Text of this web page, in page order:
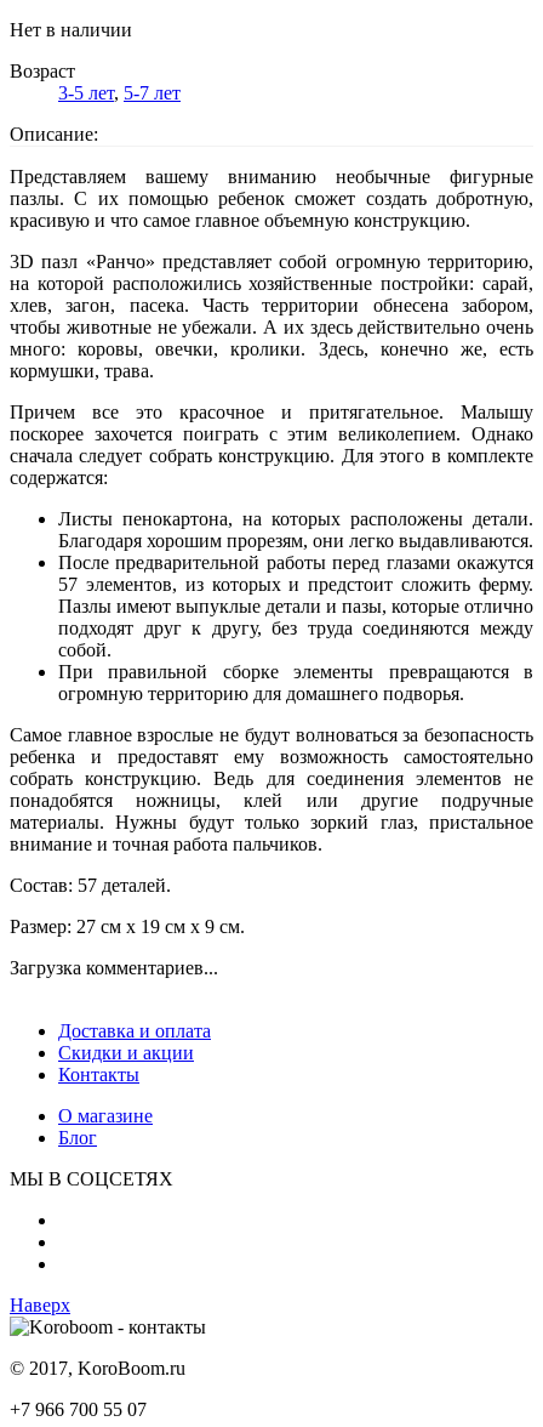
Нет в наличии
Возраст
3-5 лет, 5-7 лет
Описание:
Представляем вашему вниманию необычные фигурные
пазлы. С их помощью ребенок сможет создать добротную,
красивую и что самое главное объемную конструкцию.
3D пазл «Ранчо» представляет собой огромную территорию,
на которой расположились хозяйственные постройки: сарай,
хлев, загон, пасека. Часть территории обнесена забором,
чтобы животные не убежали. А их здесь действительно очень
много: коровы, овечки, кролики. Здесь, конечно же, есть
кормушки, трава.
Причем все это красочное и притягательное. Малышу
поскорее захочется поиграть с этим великолепием. Однако
сначала следует собрать конструкцию. Для этого в комплекте
содержатся:
Листы пенокартона, на которых расположены детали.
Благодаря хорошим прорезям, они легко выдавливаются.
После предварительной работы перед глазами окажутся
57 элементов, из которых и предстоит сложить ферму.
Пазлы имеют выпуклые детали и пазы, которые отлично
подходят друг к другу, без труда соединяются между
собой.
При правильной сборке элементы превращаются в
огромную территорию для домашнего подворья.
Самое главное взрослые не будут волноваться за безопасность
ребенка и предоставят ему возможность самостоятельно
собрать конструкцию. Ведь для соединения элементов не
понадобятся ножницы, клей или другие подручные
материалы. Нужны будут только зоркий глаз, пристальное
внимание и точная работа пальчиков.
Состав: 57 деталей.
Размер: 27 см х 19 см х 9 см.
Загрузка комментариев...
Доставка и оплата
Скидки и акции
Контакты
О магазине
Блог
МЫ В СОЦСЕТЯХ
Наверх
© 2017, KoroBoom.ru
+7 966 700 55 07